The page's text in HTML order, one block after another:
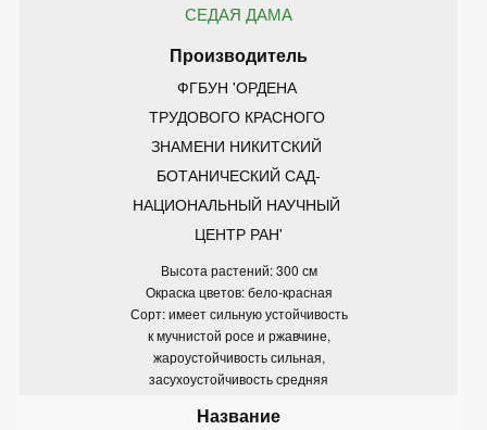
СЕДАЯ ДАМА
ФГБУН 'ОРДЕНА
ТРУДОВОГО КРАСНОГО
ЗНАМЕНИ НИКИТСКИЙ
БОТАНИЧЕСКИЙ САД-
НАЦИОНАЛЬНЫЙ НАУЧНЫЙ
ЦЕНТР РАН'
Высота растений: 300 см
Окраска цветов: бело-красная
Сорт: имеет сильную устойчивость
к мучнистой росе и ржавчине,
жароустойчивость сильная,
засухоустойчивость средняя